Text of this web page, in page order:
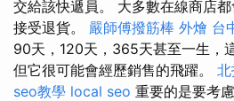
交給該快遞員。 大多數在線商店
接受退貨。 嚴師傅撥筋棒 外燴 台
90天，120天，365天甚至一生，
但它很可能會經歷銷售的飛躍。
seo教學 local seo 重要的是要考